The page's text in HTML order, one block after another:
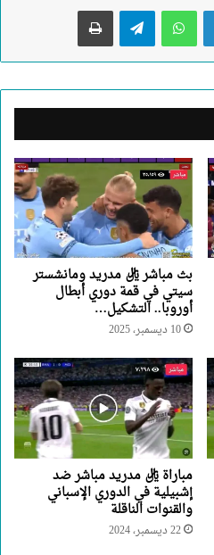
لينكدإن واتساب تيلقرام طباعة
بث مباشر ريال مدريد ومانشستر
سيتي في قمة دوري أبطال
أوروبا.. التشكيل…
10 ديسمبر، 2025
مباراة ريال مدريد مباشر ضد
إشبيلية في الدوري الإسباني
والقنوات الناقلة
22 ديسمبر، 2024